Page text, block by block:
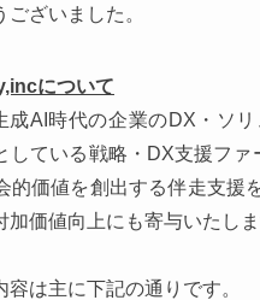
ざいました。
について
成AI時代の企業のDX・ソ
している戦略・DX支援フ
的価値を創出する伴走支援
価値向上にも寄与いたしま
容は主に下記の通りです。